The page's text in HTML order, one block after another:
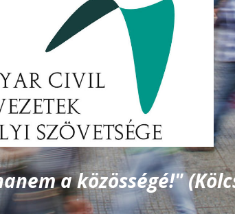
a közösségé!"